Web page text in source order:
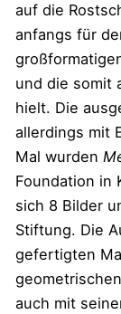
auf die
anfangs für
und die somit
hielt. Die
allerdings mit
Mal wurden
Foundation in
sich 8 Bilder
Stiftung. Die
gefertigten
auch mit